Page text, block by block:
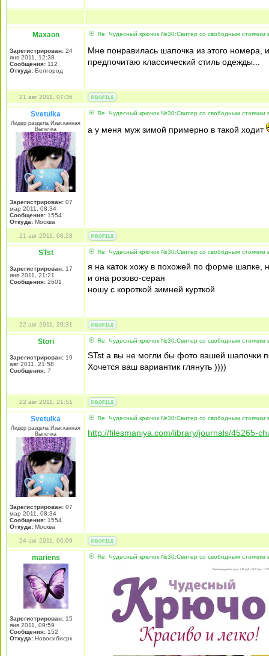
Maxaon
Зарегистрирован: 24
янв 2011, 12:38
Сообщения: 112
Откуда: Белгород
Re: Чудесный крючок №30:Свитер со свободным стоячим
Мне понравилась шапочка из этого
предпочитаю классический стиль одежды...
21 авг 2011, 07:36
Svetulka
Лидер раздела Изысканная
Выпечка
Зарегистрирован: 07
мар 2011, 08:34
Сообщения: 1554
Откуда: Москва
Re: Чудесный крючок №30:Свитер со свободным стоячим
а у меня муж зимой примерно в такой ходит
21 авг 2011, 08:28
STst
Зарегистрирован: 17
янв 2011, 21:21
Сообщения: 2601
Re: Чудесный крючок №30:Свитер со свободным стоячим
я на каток хожу в похожей по форме шапке,
и она розово-серая
ношу с короткой зимней курткой
22 авг 2011, 20:31
Stori
Зарегистрирован: 19
авг 2011, 21:58
Сообщения: 7
Re: Чудесный крючок №30:Свитер со свободным стоячим
STst а вы не могли бы фото вашей шапочки
Хочется ваш вариантик глянуть ))))
22 авг 2011, 21:51
Svetulka
Лидер раздела Изысканная
Выпечка
Зарегистрирован: 07
мар 2011, 08:34
Сообщения: 1554
Откуда: Москва
Re: Чудесный крючок №30:Свитер со свободным стоячим
http://filesmaniya.com/library/journals/45265-
24 авг 2011, 06:09
mariens
Зарегистрирован: 15
янв 2011, 09:59
Сообщения: 152
Откуда: Новосибисрк
Re: Чудесный крючок №30:Свитер со свободным стоячим